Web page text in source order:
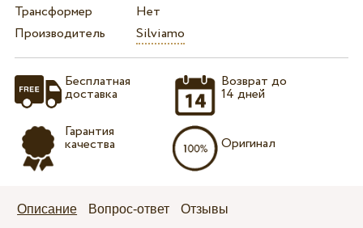
Трансформер
Нет
Производитель
Silviamo
Бесплатная
доставка
Гарантия
качества
Возврат до
14 дней
Оригинал
Описание Вопрос-ответ Отзывы